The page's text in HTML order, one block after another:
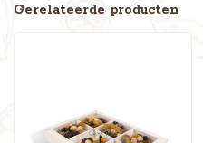
Gerelateerde producten